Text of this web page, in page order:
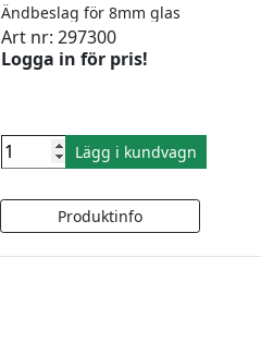
Ändbeslag för 8mm glas
Art nr: 297300
Logga in för pris!
Lägg i kundvagn